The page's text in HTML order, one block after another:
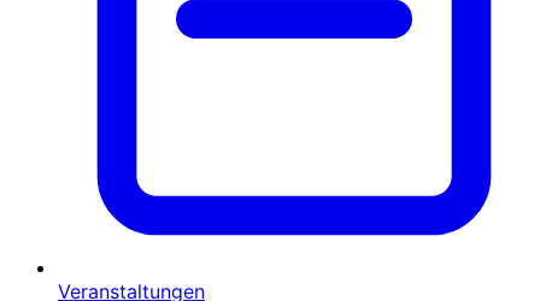
Veranstaltungen